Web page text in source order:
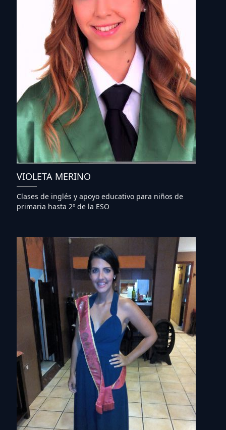
VIOLETA MERINO
Clases de inglés y apoyo educativo para niños de
primaria hasta 2º de la ESO